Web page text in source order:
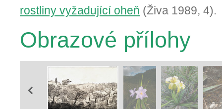
rostliny vyžadující oheň (Živa 1989, 4).
Obrazové přílohy